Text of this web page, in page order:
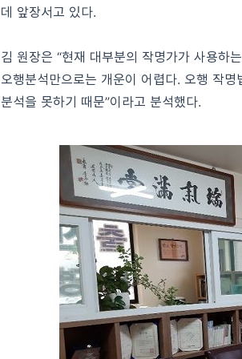
데 앞장서고 있다.
김 원장은 “현재 대부분의 작명가가 사용하
오행분석만으로는 개운이 어렵다. 오행 작
분석을 못하기 때문”이라고 분석했다.